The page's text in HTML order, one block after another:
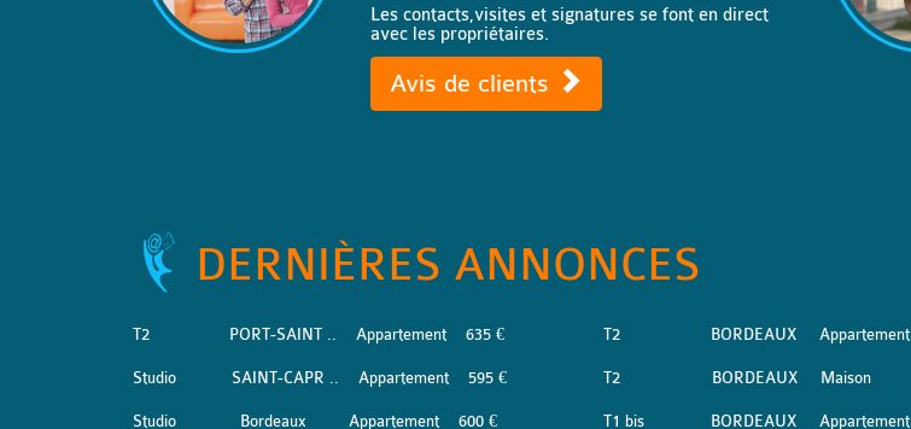
Les contacts,visites et signatures se font en direct
avec les propriétaires.
Avis de clients
DERNIÈRES ANNONCES
T2 PORT-SAINT .. Appartement 635 €
Studio SAINT-CAPR .. Appartement 595 €
Studio Bordeaux Appartement 600 €
T2 BORDEAUX Appartement
T2 BORDEAUX Maison
T1 bis BORDEAUX Appartement